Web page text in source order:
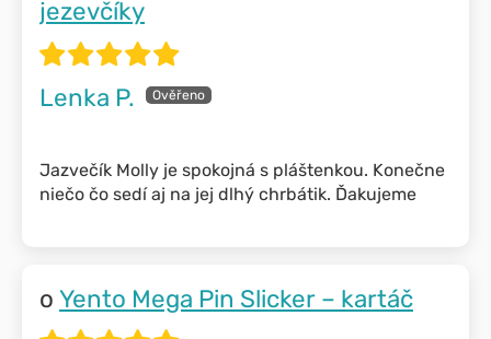
jezevčíky
Lenka P.
Jazvečík Molly je spokojná s pláštenkou. Konečne
niečo čo sedí aj na jej dlhý chrbátik. Ďakujeme
Yento Mega Pin Slicker – kartáč